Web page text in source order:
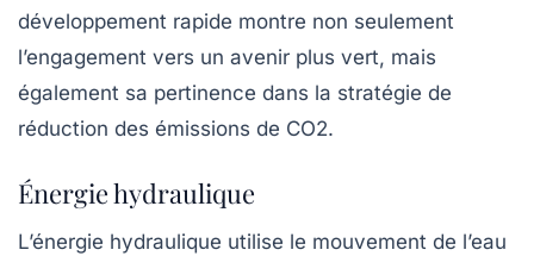
développement rapide montre non seulement
l’engagement vers un avenir plus vert, mais
également sa pertinence dans la stratégie de
réduction des émissions de CO2.
Énergie hydraulique
L’énergie hydraulique utilise le mouvement de l’eau